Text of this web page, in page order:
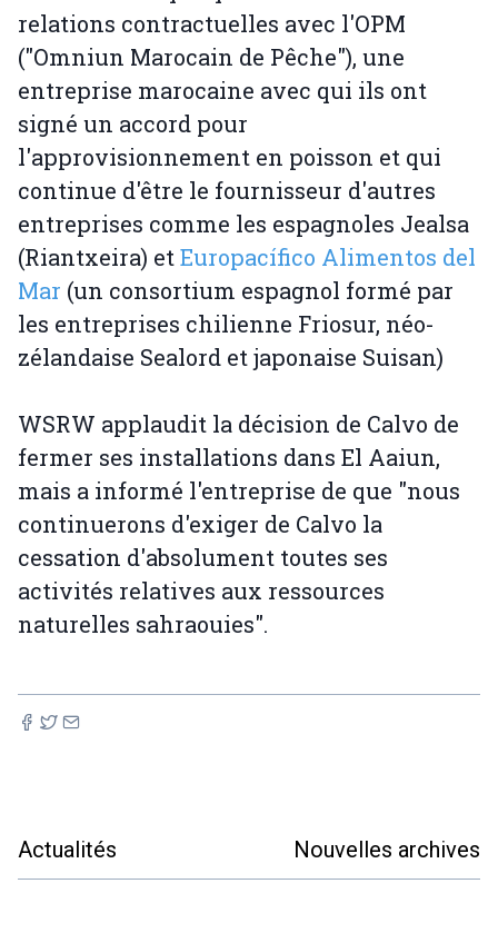
relations contractuelles avec l'OPM
("Omniun Marocain de Pêche"), une
entreprise marocaine avec qui ils ont
signé un accord pour
l'approvisionnement en poisson et qui
continue d'être le fournisseur d'autres
entreprises comme les espagnoles Jealsa
(Riantxeira) etEuropacífico Alimentos del
Mar (un consortium espagnol formé par
les entreprises chilienne Friosur, néo-
zélandaise Sealord et japonaise Suisan)
WSRW applaudit la décision de Calvo de
fermer ses installations dans El Aaiun,
mais a informé l'entreprise de que "nous
continuerons d'exiger de Calvo la
cessation d'absolument toutes ses
activités relatives aux ressources
naturelles sahraouies".
Actualités Nouvelles archives